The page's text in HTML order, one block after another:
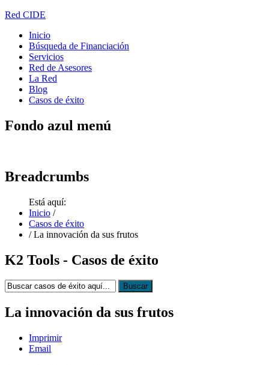
Red CIDE
Inicio
Búsqueda de Financiación
Servicios
Red de Asesores
La Red
Blog
Casos de éxito
Fondo azul menú
Breadcrumbs
Está aquí:
Inicio /
Casos de éxito
/ La innovación da sus frutos
K2 Tools - Casos de éxito
La innovación da sus frutos
Imprimir
Email